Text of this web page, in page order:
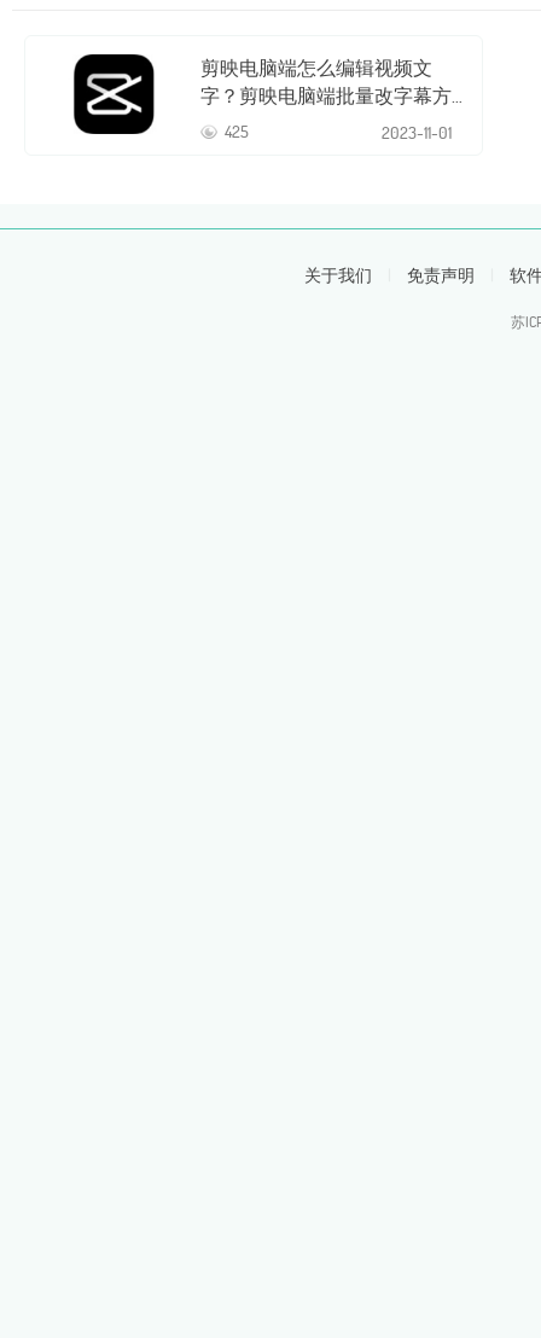
剪映电脑端怎么编辑视频文
字？剪映电脑端批量改字幕方
法介绍
425 2023-11-01
关于我们 免责声明 软
苏